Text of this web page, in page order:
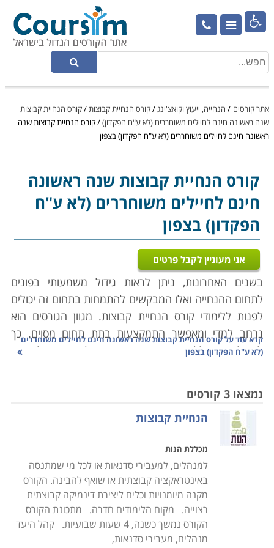

אתר קורסים / הנחייה, ייעוץ וקואצ'ינג/קורס הנחיית קבוצות/קורס הנחיית קבוצות
שנה ראשונה חינם לחיילים משוחררים (לא ע"ח הפקדון)/קורס הנחיית קבוצות שנה
ראשונה חינם לחיילים משוחררים (לא ע"ח הפקדון) בצפון
קורס הנחיית קבוצותשנה ראשונה
חינם לחיילים משוחררים (לא ע"ח
הפקדון) בצפון
אני מעוניין לקבל פרטים
בשנים האחרונות, ניתן לראות גידול משמעותי בפונים
לתחום ההנחייה ואלו המבקשים להתמחות בתחום זה יכולים
לפנות ללימודי קורס הנחיית קבוצות. מגוון הגורסים הוא
נרחב למדי ומאפשר התמקצעות בתת תחום מסוים. כך
למשל, ניתן ללמוד קורס הנחייה טיפולית או כאלו שהן
בין אם מדובר בטיפול, הנחייה להורים גרושים או קבוצות
זהות או העצמה נשית.
אנשי מקצוע רבים נדרשים במסגרת העבודה לבצע הדרכות
או הנחיות. לחלק מהאנשים זה בא באופן טבעי – הם יודעים
לעמוד מול קהל, הם יודעים לבנות מערך לימוד, הם יודעים
להתנהל מול קבוצה והם יודעים להוביל את המשתתפים
מהנקודה שבה הם נמצאים לנקודה שבה הם שואפים
להיות; עבור אחרים הצורך להנחות קבוצה במסגרת זו או
אחרת לא בהכרח זורם, ולעתים אף מעורר בהם חרדות
קרא עוד עלקורס הנחיית קבוצות שנה ראשונה חינם לחיילים משוחררים
(לא ע"ח הפקדון) בצפון
נמצאו 3 קורסים
הנחיית קבוצות
מכללת הנות
למנהלים, למעבירי סדנאות או לכל מי שמתנסה
באינטראקציה קבוצתית או שואף להבינה. הקורס
מקנה מיומנויות וכלים ליצירת דינמיקה קבוצתית
רצוייה. מקום הלימודים חדרה. מתכונת הקורס
הקורס נמשך כשנה, 4 שעות שבועיות. קהל היעד
מנהלים, מעבירי סדנאות,